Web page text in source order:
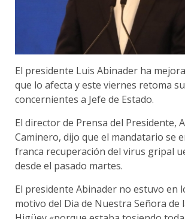
El presidente Luis Abinader ha
que lo afecta y este viernes retoma
concernientes a Jefe de Estado.
El director de Prensa del Presidente,
Caminero, dijo que el mandatario se
franca recuperación del virus gripal
desde el pasado martes.
El presidente Abinader no estuvo en
motivo del Dia de Nuestra Señora de